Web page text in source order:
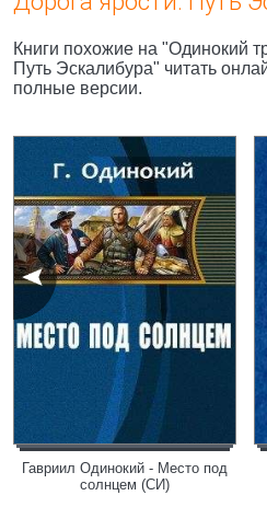
Книги похожие на "Одинокий
Путь Эскалибура" читать
полные версии.
Гавриил Одинокий - Место под
солнцем (СИ)